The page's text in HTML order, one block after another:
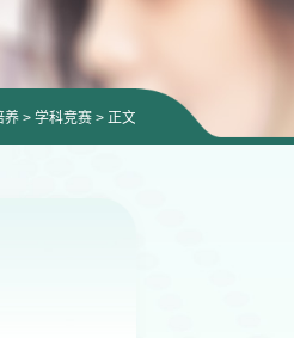
养 > 学科竞赛 > 正文